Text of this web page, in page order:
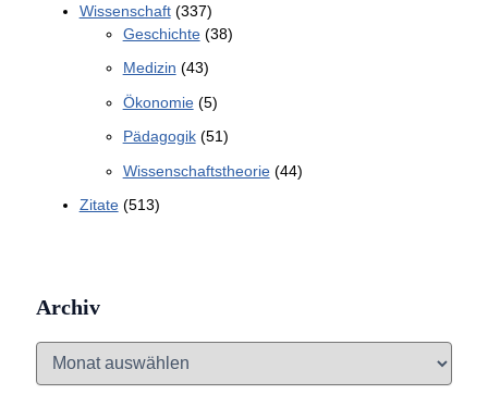
Wissenschaft(337)
Geschichte(38)
Medizin (43)
Ökonomie(5)
Pädagogik(51)
Wissenschaftstheorie(44)
Zitate(513)
Archiv